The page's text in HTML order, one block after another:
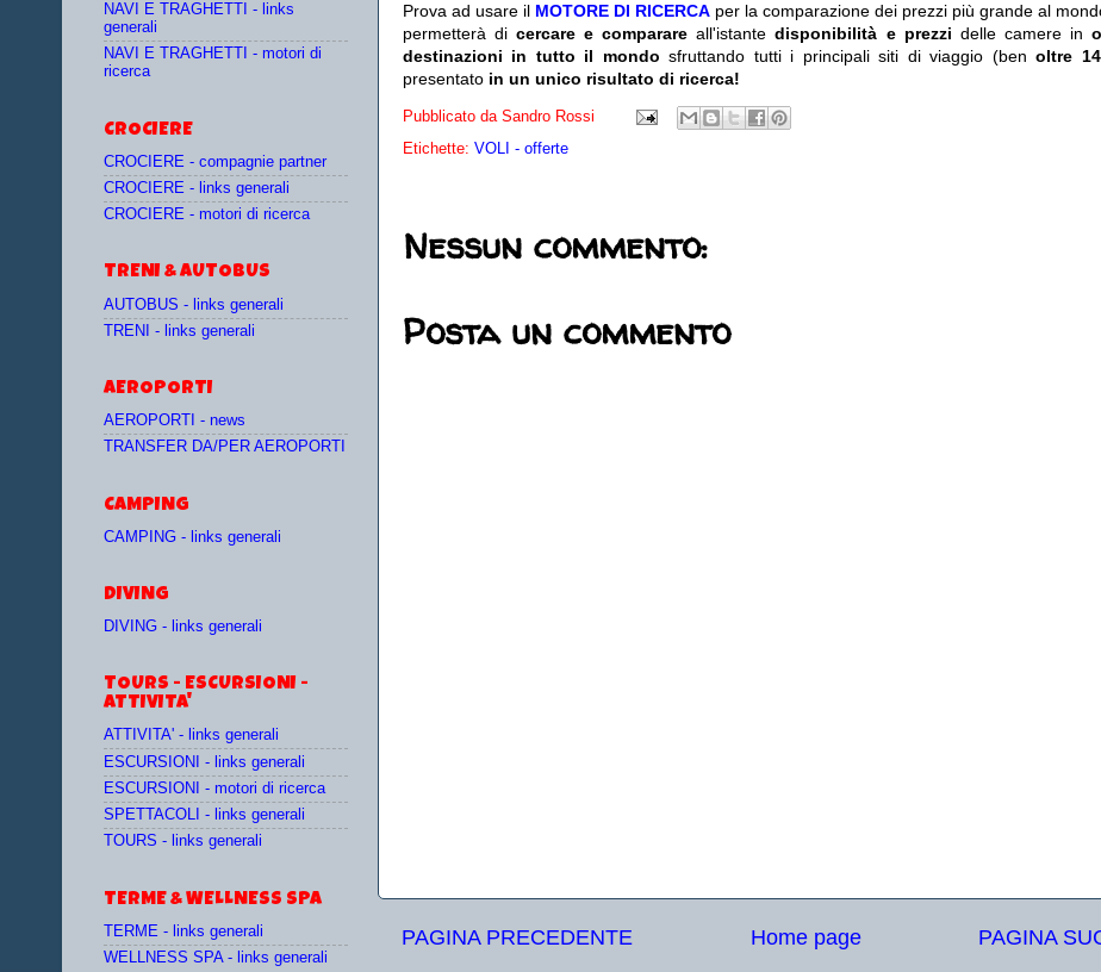
Prova ad usare il MOTORE DI RICERCA per la comparazione dei prezzi più grande al
permetterà dicercare e comparareall'istantedisponibilità e prezzi delle camere in
destinazioni in tutto il mondo sfruttando tutti i principali siti di viaggio (benoltre
presentato in un unico risultato di ricerca!
Pubblicato da Sandro Rossi
Etichette: VOLI - offerte
Nessun commento:
Posta un commento
PAGINA PRECEDENTE PAGINA
Home page
NAVI E TRAGHETTI - links
generali
NAVI E TRAGHETTI - motori di
ricerca
CROCIERE
CROCIERE - compagnie partner
CROCIERE - links generali
CROCIERE - motori di ricerca
TRENI & AUTOBUS
AUTOBUS - links generali
TRENI - links generali
AEROPORTI
AEROPORTI - news
TRANSFER DA/PER AEROPORTI
CAMPING
CAMPING - links generali
DIVING
DIVING - links generali
TOURS - ESCURSIONI -
ATTIVITA'
ATTIVITA' - links generali
ESCURSIONI - links generali
ESCURSIONI - motori di ricerca
SPETTACOLI - links generali
TOURS - links generali
TERME & WELLNESS SPA
TERME - links generali
WELLNESS SPA - links generali